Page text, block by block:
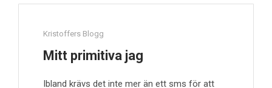
Kristoffers Blogg
Mitt primitiva jag
Ibland krävs det inte mer än ett sms för att